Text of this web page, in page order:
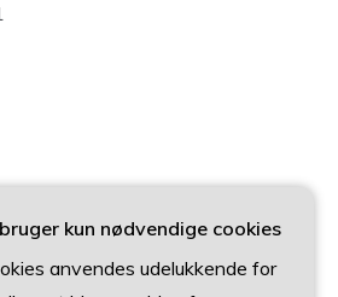
kun nødvendige cookies
anvendes udelukkende for